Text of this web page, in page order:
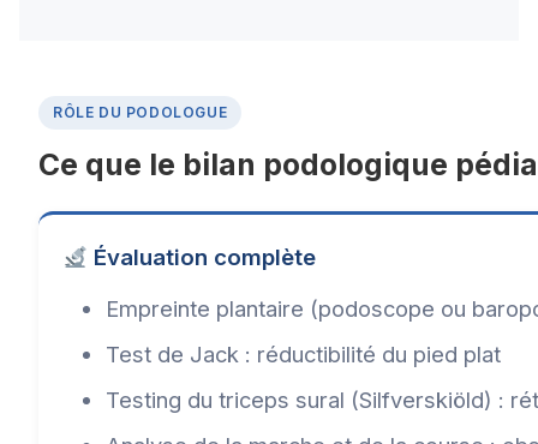
RÔLE DU PODOLOGUE
Ce que le bilan podologique
Évaluation complète
Empreinte plantaire (podoscope ou
Test de Jack : réductibilité du pied plat
Testing du triceps sural (Silfverskiöld) :